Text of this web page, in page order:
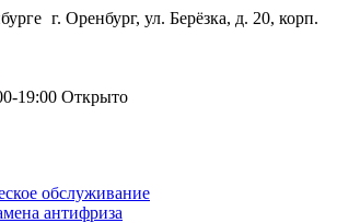
г. Оренбург, ул. Берёзка, д. 20, корп.
19:00 Открыто
обслуживание
антифриза